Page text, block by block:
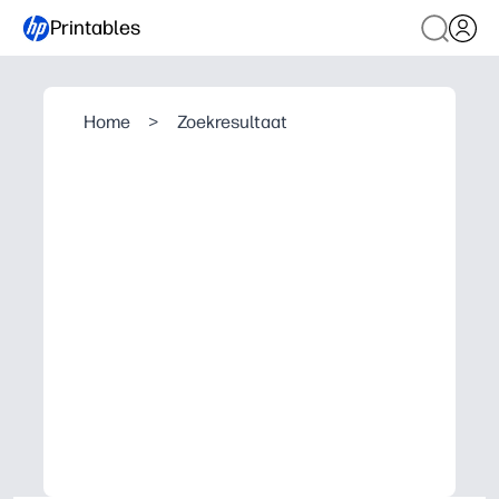
Printables
Home > Zoekresultaat